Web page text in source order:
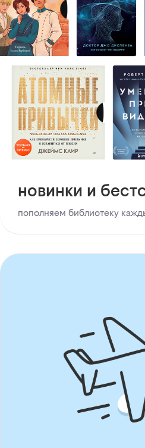
новинки и
пополняем библиотеку